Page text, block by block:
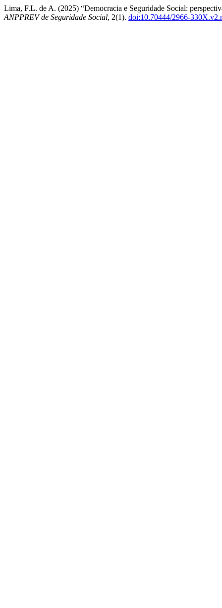
Lima, F.L. de A. (2025) “Democracia e Seguridade Social:
ANPPREV de Seguridade Social, 2(1). doi:10.70444/2966-